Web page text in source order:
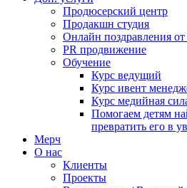
Продюсерский центр
Продакшн студия
Онлайн поздравления от
PR продвижение
Обучение
Курс ведущий
Курс ивент
Курс медийная
Помогаем детям
превратить его в
Мерч
О нас
Клиенты
Проекты